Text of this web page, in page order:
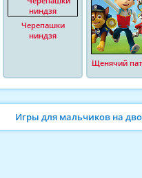
Черепашки
ниндзя
Щенячий
Игры для мальчиков на